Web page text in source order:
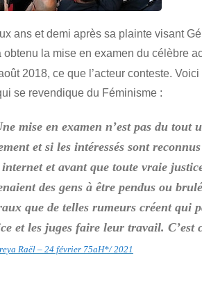
ans et demi après sa plainte visant
obtenu la mise en examen du célèbre
2018, ce que l’acteur conteste.
se revendique du Féminisme :
mise en examen n’est pas du
et si les intéressés sont
et avant que toute vraie
des gens à être pendus ou
que de telles rumeurs créent qui
et les juges faire leur travail. C’est
Raël – 24 février 75aH*/ 2021